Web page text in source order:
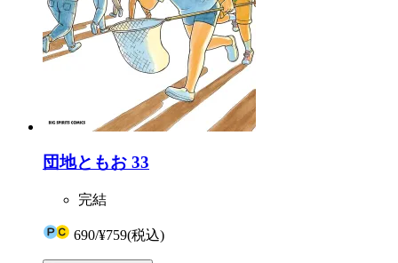
団地ともお 33
完結
690/¥759(税込)